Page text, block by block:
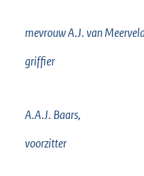
mevrouw A.J. van
griffier
A.A.J. Baars,
voorzitter